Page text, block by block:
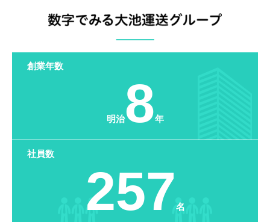
創業年数
明治8年
社員数
257 名